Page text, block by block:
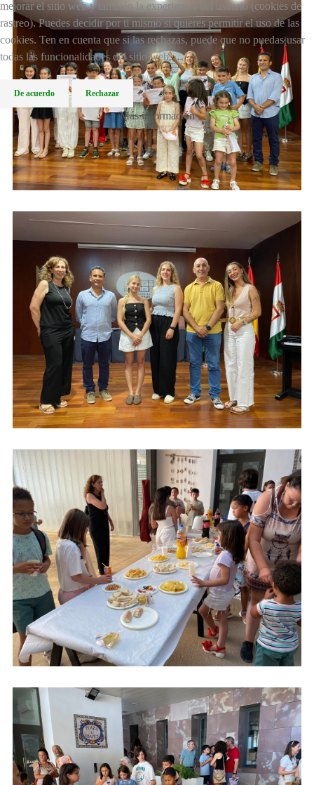
mejorar el sitio web y también la experiencia del usuario (cookies de
rastreo). Puedes decidir por ti mismo si quieres permitir el uso de las
cookies. Ten en cuenta que si las rechazas, puede que no puedas usar
todas las funcionalidades del sitio web.
De acuerdo Rechazar
Más información